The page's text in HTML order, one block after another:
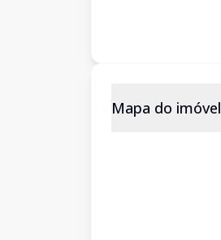
Mapa do imóvel